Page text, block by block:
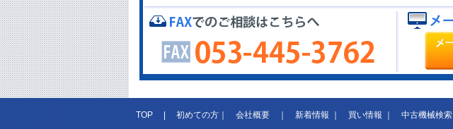
TOP|初めての方｜会社概要｜新着情報｜買い情報｜中古機械検索